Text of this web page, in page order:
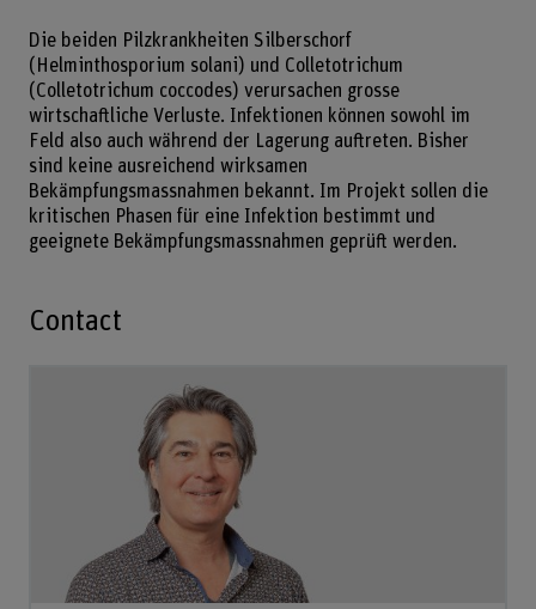
Die beiden Pilzkrankheiten Silberschorf
(Helminthosporium solani) und Colletotrichum
(Colletotrichum coccodes) verursachen grosse
wirtschaftliche Verluste. Infektionen können sowohl im
Feld also auch während der Lagerung auftreten. Bisher
sind keine ausreichend wirksamen
Bekämpfungsmassnahmen bekannt. Im Projekt sollen die
kritischen Phasen für eine Infektion bestimmt und
geeignete Bekämpfungsmassnahmen geprüft werden.
Contact